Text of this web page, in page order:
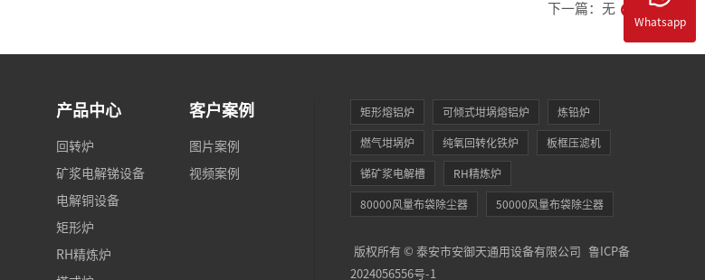
下一篇：无
产品中心
回转炉
矿浆电解锑设备
电解铜设备
矩形炉
RH精炼炉
客户案例
图片案例
视频案例
矩形熔铝炉 可倾式坩埚熔铝炉 炼铅炉
燃气坩埚炉 纯氧回转化铁炉 板框压滤机
锑矿浆电解槽 RH精炼炉
80000风量布袋除尘器 50000风量布袋除尘器
版权所有 © 泰安市安御天通用设备有限公司
鲁ICP备
2024056556号-1
Whatsapp